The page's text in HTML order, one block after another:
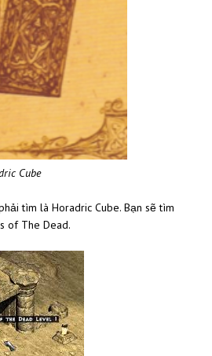
tìm là Horadric Cube. Bạn sẽ tìm
of The Dead.